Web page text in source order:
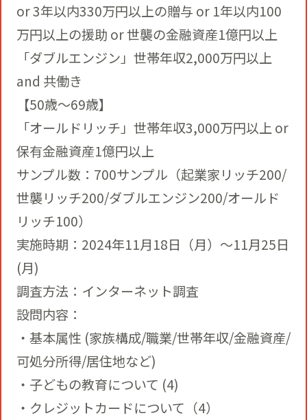
or 3年以内330万円以上の贈与 or 1年以内100
万円以上の援助 or 世襲の金融資産1億円以上
「ダブルエンジン」世帯年収2,000万円以上
and 共働き
【50歳～69歳】
「オールドリッチ」世帯年収3,000万円以上 or
保有金融資産1億円以上
サンプル数：700サンプル（起業家リッチ200/
世襲リッチ200/ダブルエンジン200/オールド
リッチ100）
実施時期：2024年11月18日（月）～11月25日
(月)
調査方法：インターネット調査
設問内容：
・基本属性 (家族構成/職業/世帯年収/金融資産/
可処分所得/居住地など)
・子どもの教育について (4)
・クレジットカードについて（4）